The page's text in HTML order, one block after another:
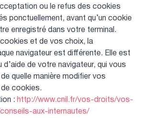
ou le refus des cookies
ponctuellement, avant qu’un cookie
enregistré dans votre terminal.
et de vos choix, la
navigateur est différente. Elle est
de votre navigateur, qui vous
quelle manière modifier vos
cookies.
: http://www.cnil.fr/vos-droits/vos-
aux-internautes/